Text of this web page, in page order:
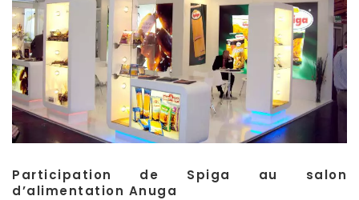
Participation de Spiga au salon
d’alimentation Anuga